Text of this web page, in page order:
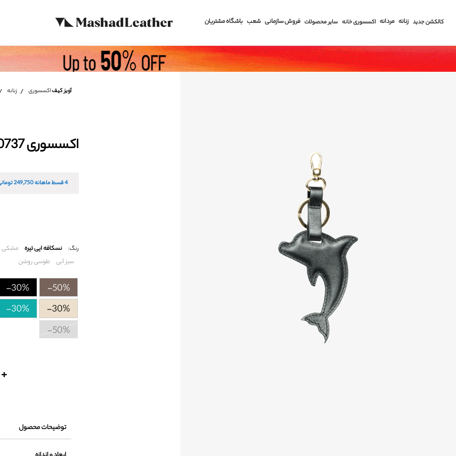
کالکشن جدید زنانه مردانه اکسسوری خانه سایر محصولات فروش سازمانی شعب باشگاه مشتریان
آویز کیفاکسسوری زنانه
اکسسوری Y0737
4 قسط ماهانه 249,750
رنگ: نسکافه ایی تیره مشکی
سبز آبی
طوسی روشن
-50%
-30%
-30%
-30%
-50%
+
توضیحات محصول